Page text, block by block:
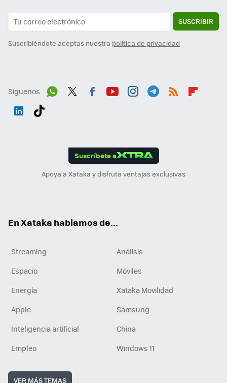
SUSCRIBIR
Suscribiéndote aceptas nuestra política de privacidad
Síguenos
Suscríbete a
Apoya a Xataka y disfruta ventajas exclusivas
En Xataka hablamos de...
Streaming
Análisis
Espacio
Móviles
Energía
Xataka Movilidad
Apple
Samsung
Inteligencia artificial
China
Empleo
Windows 11
VER MÁS TEMAS